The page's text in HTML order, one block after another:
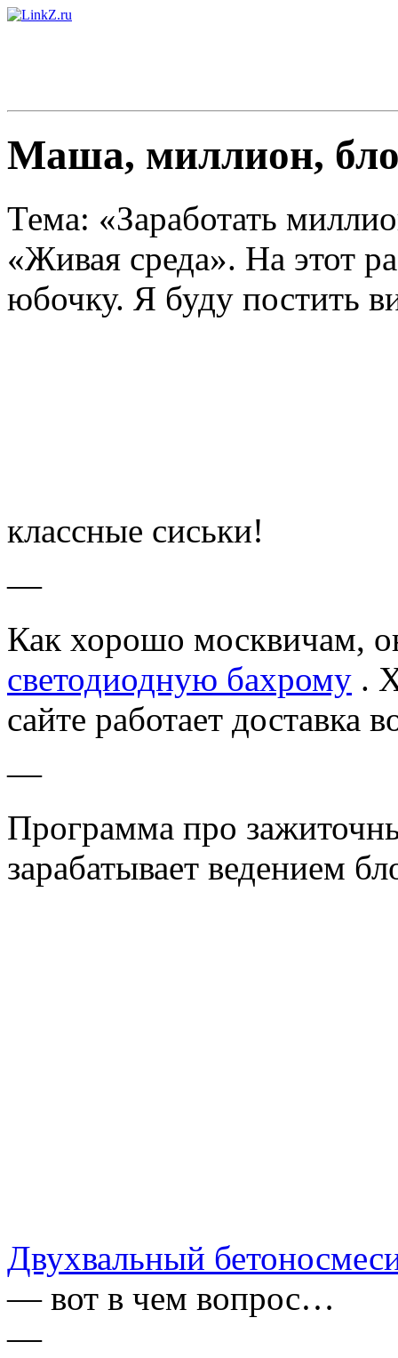
Маша, миллион,
Тема: «Заработать
«Живая среда». На этот
юбочку. Я буду постить
классные сиськи!
—
Как хорошо москвичам,
светодиодную бахрому .
сайте работает доставка
—
Программа про
зарабатывает ведением
Двухвальный
— вот в чем вопрос…
—